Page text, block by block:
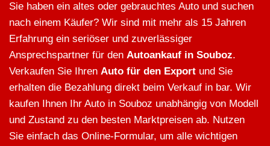
Sie haben ein altes oder gebrauchtes Auto und suchen
nach einem Käufer? Wir sind mit mehr als 15 Jahren
Erfahrung ein seriöser und zuverlässiger
Ansprechspartner für den Autoankauf in Souboz.
Verkaufen Sie Ihren Auto für den Export und Sie
erhalten die Bezahlung direkt beim Verkauf in bar. Wir
kaufen Ihnen Ihr Auto in Souboz unabhängig von Modell
und Zustand zu den besten Marktpreisen ab. Nutzen
Sie einfach das Online-Formular, um alle wichtigen